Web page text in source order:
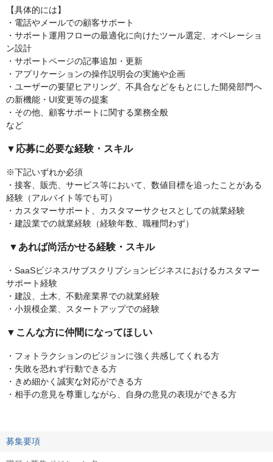
【具体的には】
・電話やメールでの顧客サポート
・サポート運用フローの最適化に向けたツール選定、オペレーショ
ン設計
・サポートページの記事追加・更新
・アプリケーションの操作説明会の実施や企画
・ユーザーの要望ヒアリング、不具合などをもとにした開発部門へ
の新機能・UI変更等の提案
・その他、顧客サポートに関する業務全般
など
▼応募に必要な経験・スキル
※下記いずれか必須
・接客、販売、サービス等において、数値目標を追ったことがある
経験（アルバイト等でも可）
・カスタマーサポート、カスタマーサクセスとしての就業経験
・建設業での就業経験（経験年数、職種問わず）
▼あれば尚活かせる経験・スキル
・SaaSビジネス/サブスクリプションビジネスにおけるカスタマー
サポート経験
・建設、土木、不動産業界での就業経験
・小規模企業、スタートアップでの経験
▼こんな方に仲間になってほしい
・フォトラクションのビジョンに強く共感してくれる方
・失敗を恐れず行動できる方
・きめ細かく誠実な対応ができる方
・相手の意見を尊重しながら、自身の意見の表現ができる方
募集要項